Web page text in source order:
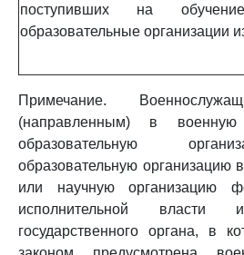
поступивших на
образовательные организации
Примечание.
(направленным) в военную
образовательную
образовательную организацию
или научную организацию
исполнительной власти
государственного органа, в